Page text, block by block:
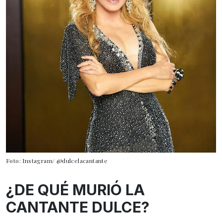
Foto: Instagram/ @dulcelacantante
¿DE QUÉ MURIÓ LA
CANTANTE DULCE?